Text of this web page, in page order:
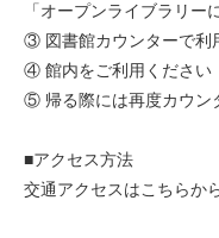
「オープンライブラリ
③ 図書館カウンターで利
④ 館内をご利用ください
⑤ 帰る際には再度カウン
■アクセス方法
交通アクセスはこちらか